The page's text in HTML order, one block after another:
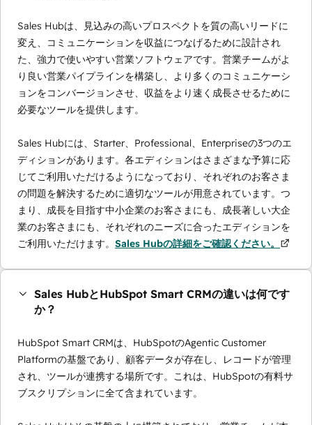
Sales Hubは、見込みの高いプロスペクトを質の高いリードに
変え、コミュニケーションを収益につなげるために設計され
た、強力で使いやすい営業ソフトウェアです。営業チームがよ
り良い営業パイプラインを構築し、より多くのコミュニケーシ
ョンをコンバージョンさせ、収益をより速く成長させるために
必要なツールを提供します。
Sales Hubには、Starter、Professional、Enterpriseの3つのエ
ディションがあります。各エディションはさまざまな予算に応
じてご利用いただけるようになっており、それぞれのお客さま
の問題を解決するために適切なツールが用意されています。つ
まり、成長を目指す中小企業のお客さまにも、成長著しい大企
業のお客さまにも、それぞれのニーズに合ったエディションを
ご利用いただけます。 Sales Hubの詳細をご確認ください。
Sales HubとHubSpot Smart CRMの違いは何です
か？
HubSpot Smart CRMは、HubSpotのAgentic Customer
Platformの基盤であり、顧客データが存在し、レコードが管理
され、ツールが連携する場所です。これは、HubSpotの有料サ
ブスクリプションに全て含まれています。